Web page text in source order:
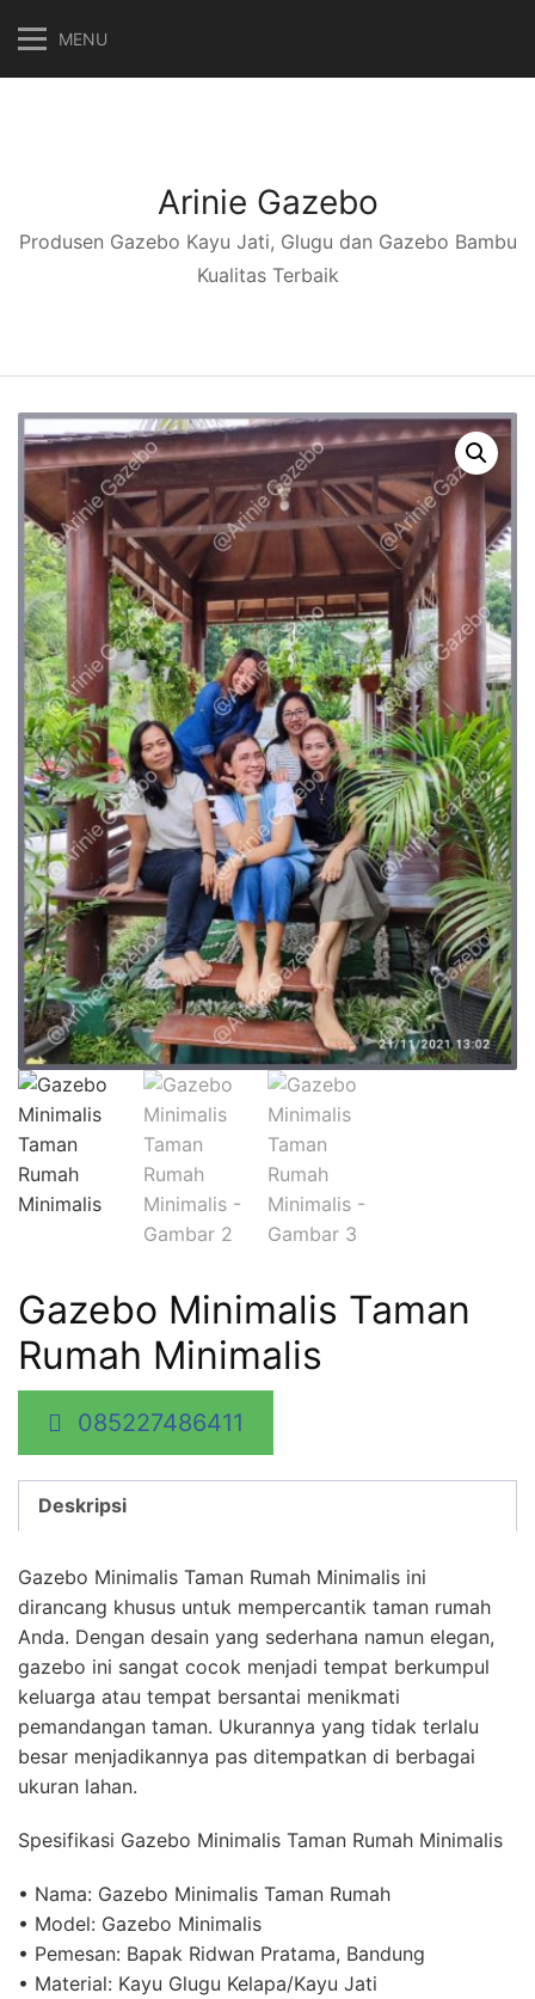
ke
konten
MENU
Arinie Gazebo
Produsen Gazebo Kayu Jati, Glugu dan Gazebo Bambu
Kualitas Terbaik
Gazebo Minimalis Taman
Rumah Minimalis
085227486411
Deskripsi
Gazebo Minimalis Taman Rumah Minimalis ini
dirancang khusus untuk mempercantik taman rumah
Anda. Dengan desain yang sederhana namun elegan,
gazebo ini sangat cocok menjadi tempat berkumpul
keluarga atau tempat bersantai menikmati
pemandangan taman. Ukurannya yang tidak terlalu
besar menjadikannya pas ditempatkan di berbagai
ukuran lahan.
Spesifikasi Gazebo Minimalis Taman Rumah Minimalis
• Nama: Gazebo Minimalis Taman Rumah
• Model: Gazebo Minimalis
• Pemesan: Bapak Ridwan Pratama, Bandung
• Material: Kayu Glugu Kelapa/Kayu Jati